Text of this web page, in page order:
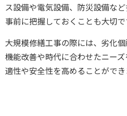
ス設備や電気設備、防災設備など
事前に把握しておくことも大切で
大規模修繕工事の際には、劣化個
機能改善や時代に合わせたニーズ
適性や安全性を高めることができ